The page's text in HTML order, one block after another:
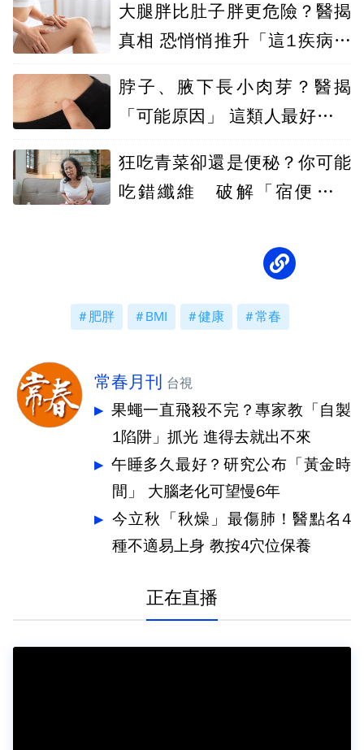
大腿胖比肚子胖更危險？醫揭
真相 恐悄悄推升「這1疾病」
脖子、腋下長小肉芽？醫揭
「可能原因」 這類人最好檢查
狂吃青菜卻還是便秘？你可能
吃錯纖維 破解「宿便塞滿
肥胖 BMI 健康 常春
常春月刊 台視
果蠅一直飛殺不完？專家教「自製
1陷阱」抓光 進得去就出不來
午睡多久最好？研究公布「黃金時
間」 大腦老化可望慢6年
今立秋「秋燥」最傷肺！醫點名4
種不適易上身 教按4穴位保養
正在直播